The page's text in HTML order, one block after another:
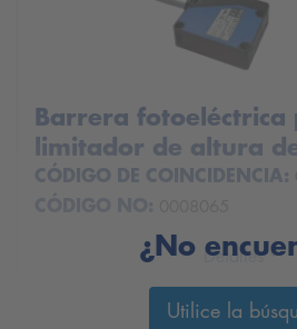
Barrera fotoeléctrica
limitador de altura
CÓDIGO DE COINCIDENCIA:
Detalles
¿No
Utilice la